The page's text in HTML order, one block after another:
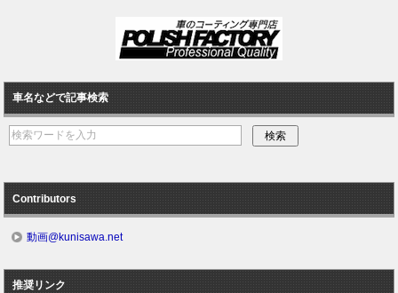
車名などで記事検索
Contributors
動画@kunisawa.net
推奨リンク